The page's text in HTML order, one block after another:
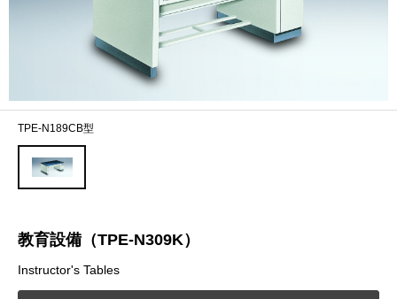
TPE-N189CB型
教育設備（TPE-N309K）
Instructor's Tables